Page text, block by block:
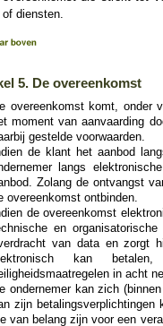
of diensten.
5. De overeenkomst
overeenkomst komt, onder
moment van aanvaarding
gestelde voorwaarden.
de klant het aanbod
langs
Zolang de ontvangst
overeenkomst ontbinden.
de overeenkomst
en
van data en zorgt
kan
in acht
ondernemer kan zich
zijn
van belang zijn voor een